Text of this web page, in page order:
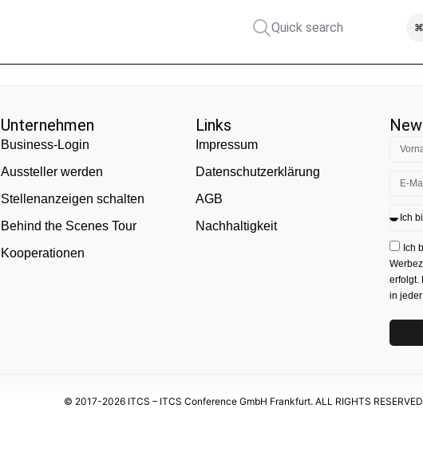
Quick search
Unternehmen
Business-Login
Aussteller werden
Stellenanzeigen schalten
Behind the Scenes Tour
Kooperationen
Links
Impressum
Datenschutzerklärung
AGB
Nachhaltigkeit
Ich
erfolgt.
in
© 2017-2026 ITCS – ITCS Conference GmbH Frankfurt. ALL RIGHTS